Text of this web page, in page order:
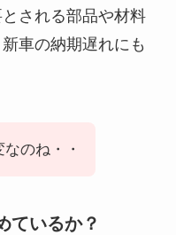
される部品や材料
車の納期遅れにも
のね・・
ているか？